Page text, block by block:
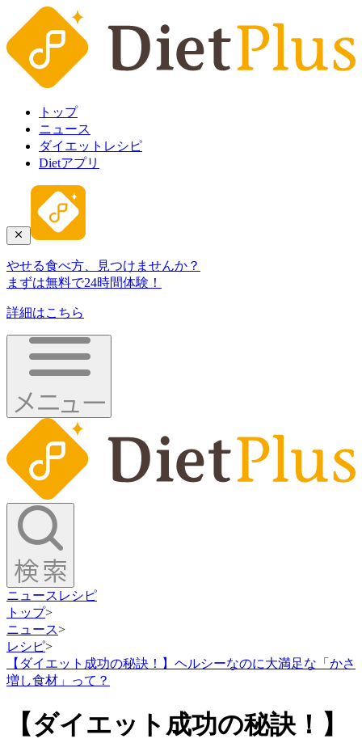
トップ
ニュース
ダイエットレシピ
Dietアプリ
やせる食べ方、見つけませんか？
まずは無料で24時間体験！
詳細はこちら
ニュース レシピ
トップ>
ニュース>
レシピ>
【ダイエット成功の秘訣！】ヘルシーなのに大満足な「かさ
増し食材」って？
【ダイエット成功の秘訣！】